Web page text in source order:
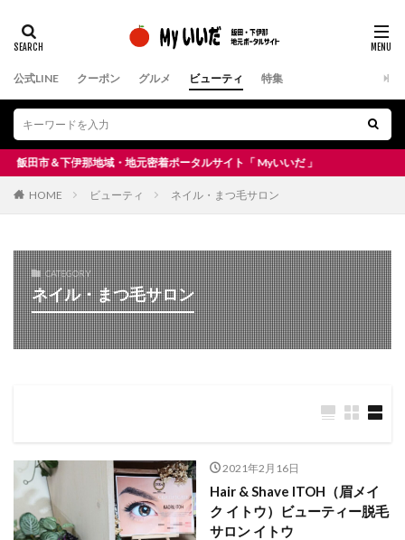
公式LINE クーポン グルメ ビューティ 特集
市＆下伊那地域・地元密着ポータルサイト「 Myいいだ 」
HOME ビューティ ネイル・まつ毛サロン
CATEGORY
ネイル・まつ毛サロン
2021年2月16日
Hair & Shave ITOH（眉メイ
ク イトウ）ビューティー脱毛
サロン イトウ